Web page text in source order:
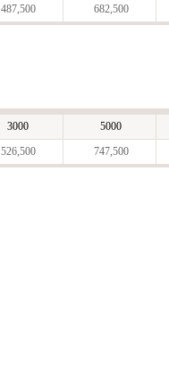
487,500 682,500
3000 5000
526,500 747,500